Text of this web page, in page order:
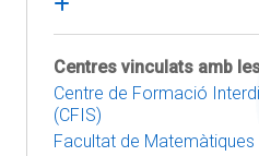
Centres vinculats amb
Centre de Formació
(CFIS)
Facultat de Matemàtiques